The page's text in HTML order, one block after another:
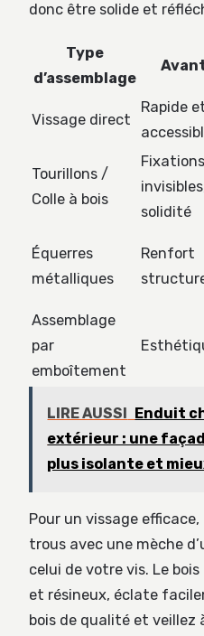
donc être solide et
Type
d’assemblage
Vissage direct
Rapide
Tourillons /
Colle à bois
Fixations
solidité
Équerres
métalliques
Renfort
Assemblage
par
emboîtement
LIRE AUSSI
Enduit
extérieur : une
plus isolante et
Pour un vissage
trous avec une mèche
celui de votre vis. Le
et résineux, éclate
bois de qualité et veillez